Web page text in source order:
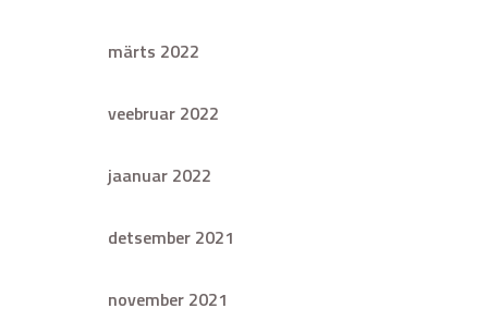
märts 2022
veebruar 2022
jaanuar 2022
detsember 2021
november 2021